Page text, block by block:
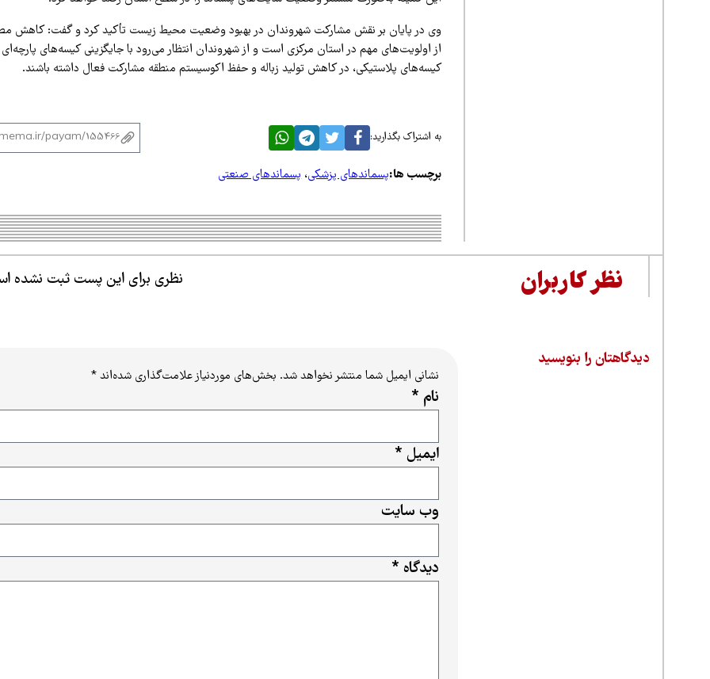
وی در پایان بر نقش مشارکت شهروندان در بهبود وضعیت محیط زیست تأکید کرد و گفت: کاهش
از اولویت‌های مهم در استان مرکزی است و از شهروندان انتظار می‌رود با جایگزینی کیسه‌های پارچه‌ای
کیسه‌های پلاستیکی، در کاهش تولید زباله و حفظ اکوسیستم منطقه مشارکت فعال داشته باشند.
به اشتراک بگذارید:
برچسب ها:پسماندهای پزشکی،پسماندهای صنعتی
نظر کاربران نظری برای این پست ثبت نشده
دیدگاهتان را بنویسید
نشانی ایمیل شما منتشر نخواهد شد. بخش‌های موردنیاز علامت‌گذاری شده‌اند*
دیدگاه *
نام *
ایمیل *
وب‌ سایت